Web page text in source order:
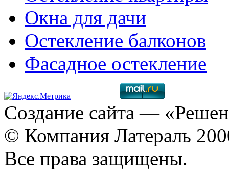
Окна для дачи
Остекление балконов
Фасадное остекление
Создание сайта —
© Компания Латераль
Все права защищены.